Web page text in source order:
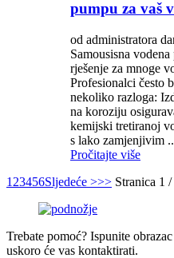
pumpu za vaš
od administratora
Samousisna
rješenje za mnoge
Profesionalci često
nekoliko razloga:
na koroziju
kemijski tretiranoj
s lako zamjenjivim
Pročitajte više
1 23456Sljedeće >>> Stranica 1
Trebate pomoć? Ispunite
uskoro će vas kontaktirati.